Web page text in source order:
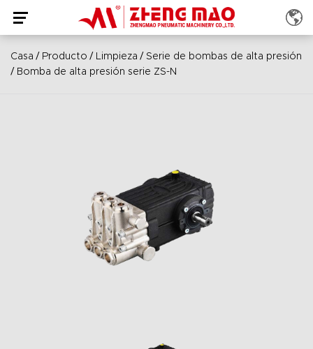
Casa / Producto / Limpieza / Serie de bombas de alta presión
/ Bomba de alta presión serie ZS-N